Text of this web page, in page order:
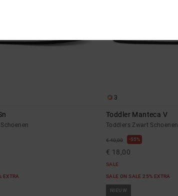
EXTRA
3
Toddler Manteca V
Toddlers Zwart Schoenen
€ 40,00 55%
€ 18,00
SALE
SALE ON SALE 25% EXTRA
NIEUW